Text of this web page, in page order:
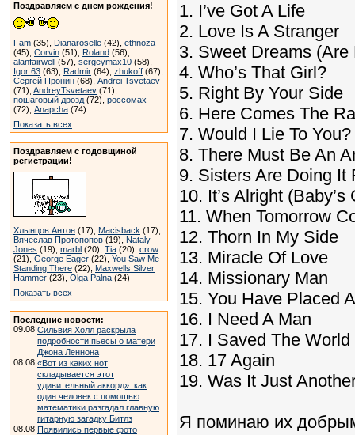
Поздравляем с днем рождения!
Fam (35), Dianaroselle (42), ethnoza
(45), Corvin (51), Roland (56),
alanfairwell (57), sergeymax10 (58),
Igor 63 (63), Radmir (64), zhukoff (67),
Сергей Пронин (68), Andrei Tsvetaev
(71), AndreyTsvetaev (71),
пошаговый дрозд (72), россомах
(72), Anapcha (74)
Показать всех
Поздравляем с годовщиной
регистрации!
Хлынцов Антон (17), Macisback (17),
Вячеслав Протопопов (19), Nataly
Jones (19), marbl (20), Tia (20), crow
(21), George Eager (22), You Saw Me
Standing There (22), Maxwells Silver
Hammer (23), Olga Palna (24)
Показать всех
Последние новости:
09.08 Сильвия Холл раскрыла
подробности пьесы о матери
Джона Леннона
08.08 «Вот из каких нот
складывается этот
удивительный аккорд»: как
один человек с помощью
математики разгадал главную
гитарную загадку Битлз
08.08 Появились первые фото
1. I’ve Got A Life
2. Love Is A Stranger
3. Sweet Dreams (Are
4. Who’s That Girl?
5. Right By Your Side
6. Here Comes The
7. Would I Lie To You?
8. There Must Be An
9. Sisters Are Doing It
10. It’s Alright
11. When Tomorrow
12. Thorn In My Side
13. Miracle Of Love
14. Missionary Man
15. You Have Placed
16. I Need A Man
17. I Saved The World
18. 17 Again
19. Was It Just
Я поминаю их